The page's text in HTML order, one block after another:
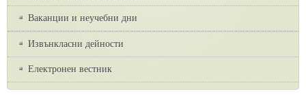
Ваканции и неучебни дни
Извънкласни дейности
Електронен вестник